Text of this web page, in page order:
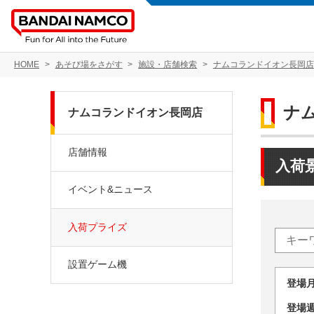
HOME あそび場をさがす 施設・店舗検索 ナムコランドイオン長岡店
ナ
入荷
登
登
ナムコランドイオン長岡店
店舗情報
イベント&ニュース
入荷プライズ
設置ゲーム機